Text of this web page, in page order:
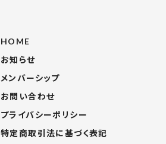
HOME
お知らせ
メンバーシップ
お問い合わせ
プライバシーポリシー
特定商取引法に基づく表記